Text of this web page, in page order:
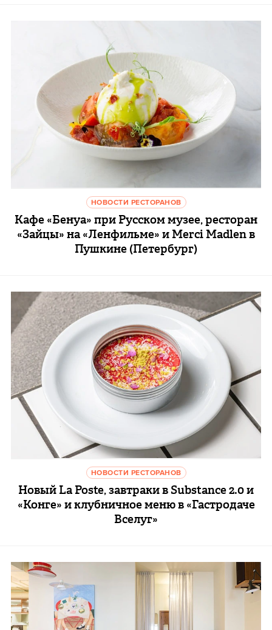
НОВОСТИ РЕСТОРАНОВ
Кафе «Бенуа» при Русском музее, ресторан
«Зайцы» на «Ленфильме» и Merci Madlen в
Пушкине (Петербург)
НОВОСТИ РЕСТОРАНОВ
Новый La Poste, завтраки в Substance 2.0 и
«Конге» и клубничное меню в «Гастродаче
Вселуг»